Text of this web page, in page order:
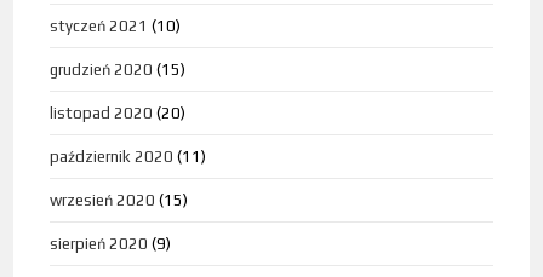
styczeń 2021 (10)
grudzień 2020 (15)
listopad 2020 (20)
październik 2020 (11)
wrzesień 2020 (15)
sierpień 2020 (9)